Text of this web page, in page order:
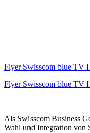
Flyer Swisscom blue TV
Flyer Swisscom blue TV
Als Swisscom Business
Wahl und Integration von